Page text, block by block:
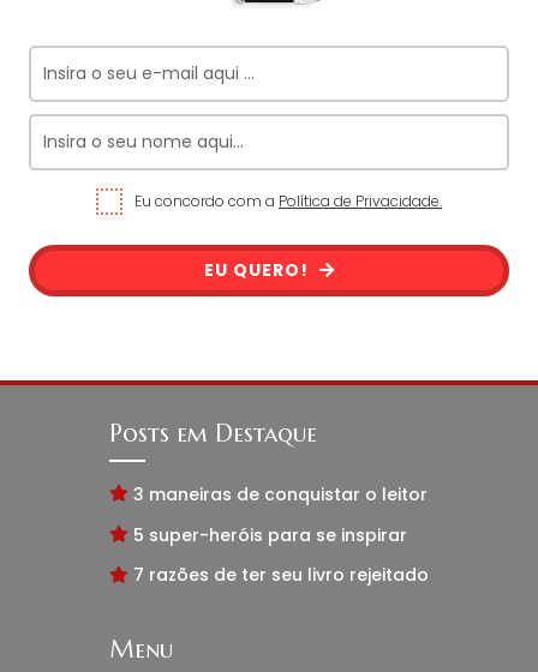
Eu concordo com a Política de Privacidade.
EU QUERO!
Posts em Destaque
3 maneiras de conquistar o leitor
5 super-heróis para se inspirar
7 razões de ter seu livro rejeitado
Menu